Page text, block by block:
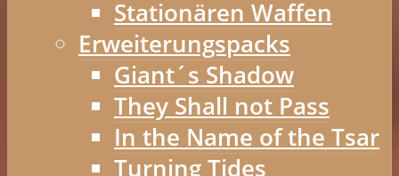
Stationären Waffen
Erweiterungspacks
Giant´s Shadow
They Shall not Pass
In the Name of the Tsar
Turning Tides